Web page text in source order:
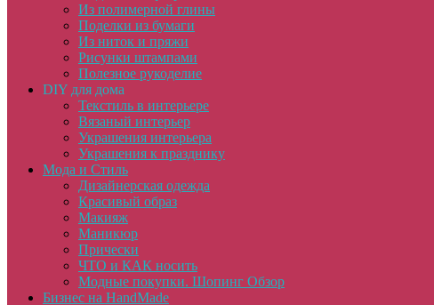
Из полимерной глины
Поделки из бумаги
Из ниток и пряжи
Рисунки штампами
Полезное рукоделие
DIY для дома
Текстиль в интерьере
Вязаный интерьер
Украшения интерьера
Украшения к празднику
Мода и Стиль
Дизайнерская одежда
Красивый образ
Макияж
Маникюр
Прически
ЧТО и КАК носить
Модные покупки. Шопинг Обзор
Бизнес на HandMade